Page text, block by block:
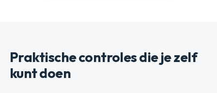
Praktische controles die je zelf
kunt doen